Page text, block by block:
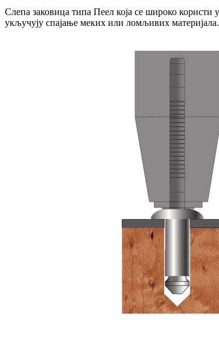
Слепа заковица типа Пеел која се широко
укључују спајање меких или ломљивих материјала.